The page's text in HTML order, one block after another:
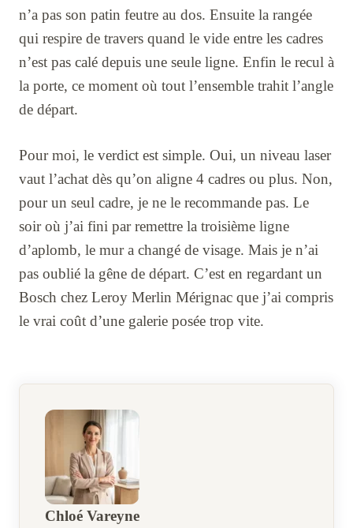
n’a pas son patin feutre au dos. Ensuite la rangée
qui respire de travers quand le vide entre les cadres
n’est pas calé depuis une seule ligne. Enfin le recul à
la porte, ce moment où tout l’ensemble trahit l’angle
de départ.
Pour moi, le verdict est simple. Oui, un niveau laser
vaut l’achat dès qu’on aligne 4 cadres ou plus. Non,
pour un seul cadre, je ne le recommande pas. Le
soir où j’ai fini par remettre la troisième ligne
d’aplomb, le mur a changé de visage. Mais je n’ai
pas oublié la gêne de départ. C’est en regardant un
Bosch chez Leroy Merlin Mérignac que j’ai compris
le vrai coût d’une galerie posée trop vite.
Chloé Vareyne